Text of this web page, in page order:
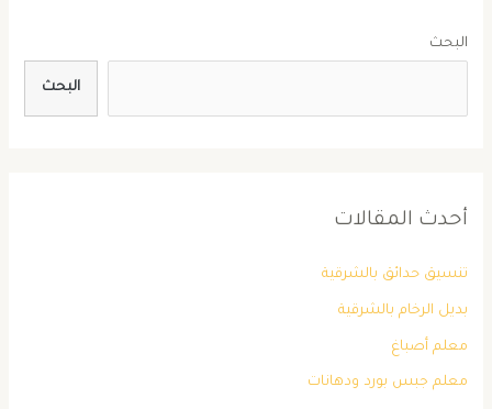
البحث
البحث
أحدث المقالات
تنسيق حدائق بالشرقية
بديل الرخام بالشرقية
معلم أصباغ
معلم جبس بورد ودهانات